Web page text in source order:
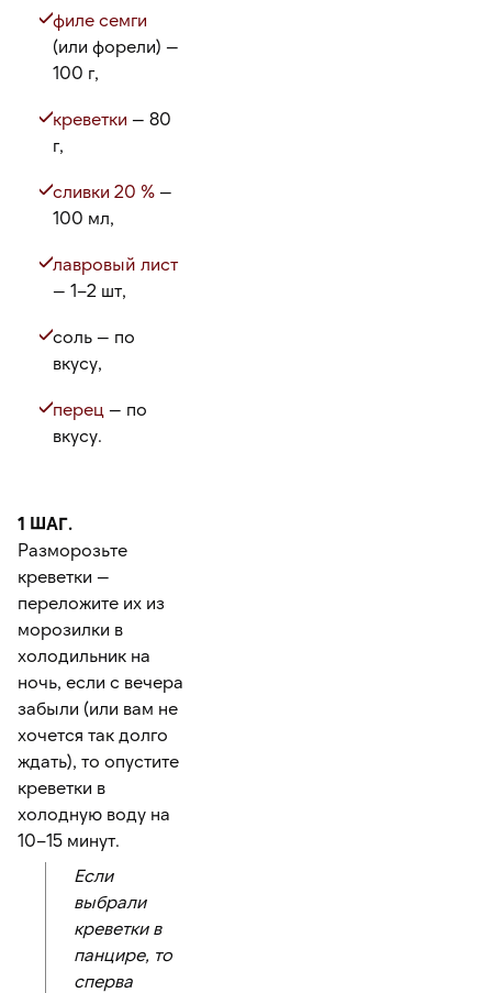
филе семги
(или форели) —
100 г,
креветки — 80
г,
сливки 20 % —
100 мл,
лавровый лист
— 1–2 шт,
соль — по
вкусу,
перец — по
вкусу.
1 ШАГ.
Разморозьте
креветки —
переложите их из
морозилки в
холодильник на
ночь, если с вечера
забыли (или вам не
хочется так долго
ждать), то опустите
креветки в
холодную воду на
10–15 минут.
Если
выбрали
креветки в
панцире, то
сперва